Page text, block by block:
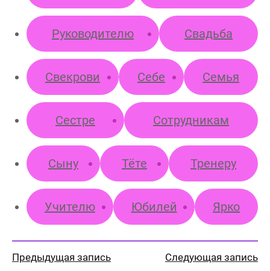
Руководителю Свадьба
Свекрови Себе Семья
Сестре Сотрудникам
Сыну Тёте Тренеру
Учителю Юбилей Ярко
Предыдущая запись Следующая запись